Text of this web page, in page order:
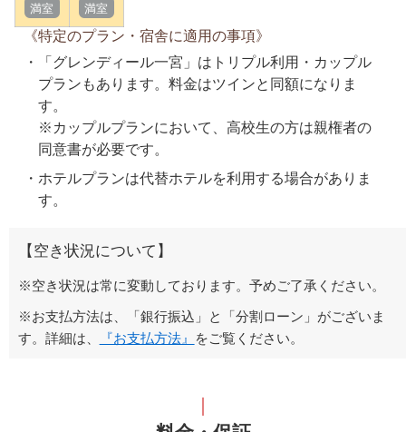
満室 満室
《特定のプラン・宿舎に適用の事項》
「グレンディール一宮」はトリプル利用・カップル
プランもあります。料金はツインと同額になりま
す。
※カップルプランにおいて、高校生の方は親権者の
同意書が必要です。
ホテルプランは代替ホテルを利用する場合がありま
す。
【空き状況について】
※空き状況は常に変動しております。予めご了承ください。
※お支払方法は、「銀行振込」と「分割ローン」がございま
す。詳細は、
『お支払方法』 をご覧ください。